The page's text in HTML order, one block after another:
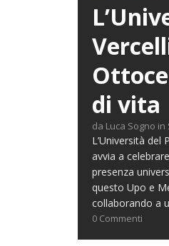
di vita
da Luca Sogno in
L’Università del
avvia a
presenza
questo Upo e
collaborando a
0 Commenti